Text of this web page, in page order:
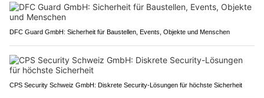
DFC Guard GmbH: Sicherheit für Baustellen, Events, Objekte und Menschen
CPS Security Schweiz GmbH: Diskrete Security-Lösungen für höchste Sicherheit